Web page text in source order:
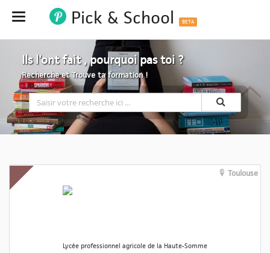
Hide Pick & School BETA
Ils l'ont fait , pourquoi pas toi ?
Recherche et Trouve ta formation !
Toulouse
Lycée professionnel agricole de la Haute-Somme